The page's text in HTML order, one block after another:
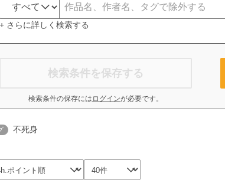
+ さらに詳しく検索する
検索条件を保存する
検索条件の保存には ログインが必要です。
不死身